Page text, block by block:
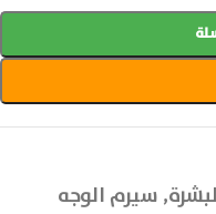
, سيرم الوجه